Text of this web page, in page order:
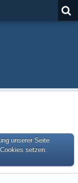
unserer Seite
setzen.